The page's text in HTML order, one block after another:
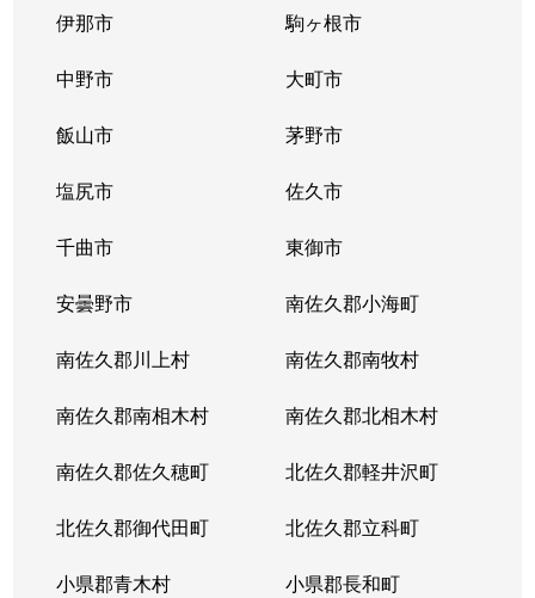
伊那市 駒ヶ根市
中野市 大町市
飯山市 茅野市
塩尻市 佐久市
千曲市 東御市
安曇野市 南佐久郡小海町
南佐久郡川上村 南佐久郡南牧村
南佐久郡南相木村 南佐久郡北相木村
南佐久郡佐久穂町 北佐久郡軽井沢町
北佐久郡御代田町 北佐久郡立科町
小県郡青木村 小県郡長和町